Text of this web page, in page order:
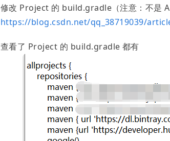
修改 Project 的 build.gradle（注意：不是
https://blog.csdn.net/qq_38719039/
查看了 Project 的 build.gradle 都有